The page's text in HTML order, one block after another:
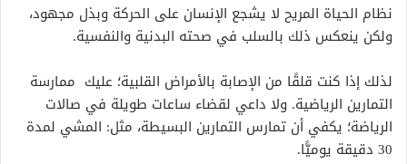
نظام الحياة المريح لا يشجع الإنسان على الحركة وبذل مجهود،
ولكن ينعكس ذلك بالسلب في صحته البدنية والنفسية.
لذلك إذا كنت قلقًا من الإصابة بالأمراض القلبية؛ عليك ممارسة
التمارين الرياضية. ولا داعي لقضاء ساعات طويلة في صالات
الرياضة؛ يكفي أن تمارس التمارين البسيطة، مثل: المشي لمدة
30 دقيقة يوميًّا.